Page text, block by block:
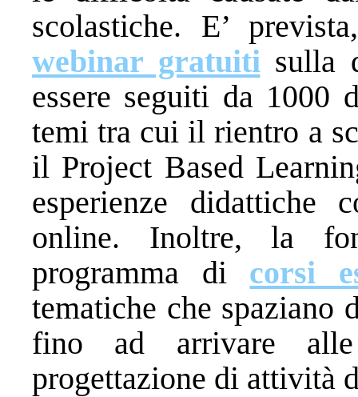
scolastiche. E’
webinar gratuiti sulla
essere seguiti da 1000
temi tra cui il rientro a
il Project Based
esperienze didattiche
online. Inoltre, la
programma di corsi
tematiche che spaziano
fino ad arrivare
progettazione di attività